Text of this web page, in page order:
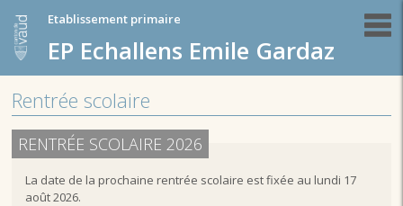
Etablissement primaire
EP Echallens Emile Gardaz
Rentrée scolaire
RENTRÉE SCOLAIRE 2026
La date de la prochaine rentrée scolaire est fixée au lundi 17
août 2026.